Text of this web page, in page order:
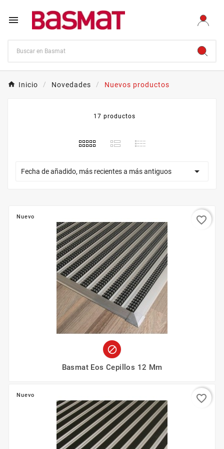

Inicio Novedades Nuevos productos
17 productos
Fecha de añadido, más recientes a más antiguos 
Nuevo

Basmat Eos Cepillos 12 Mm
favorite_border
Nuevo favorite_border